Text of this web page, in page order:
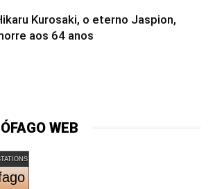
Kurosaki, o eterno Jaspion,
aos 64 anos
WEB